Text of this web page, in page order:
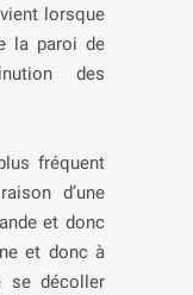
lorsque
la paroi de
des
fréquent
d’une
et donc
et donc à
se décoller